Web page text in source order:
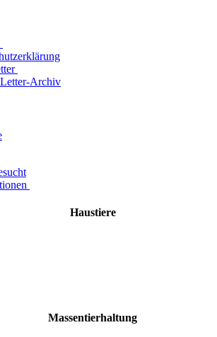
Archiv
Haustiere
Massentierhaltung